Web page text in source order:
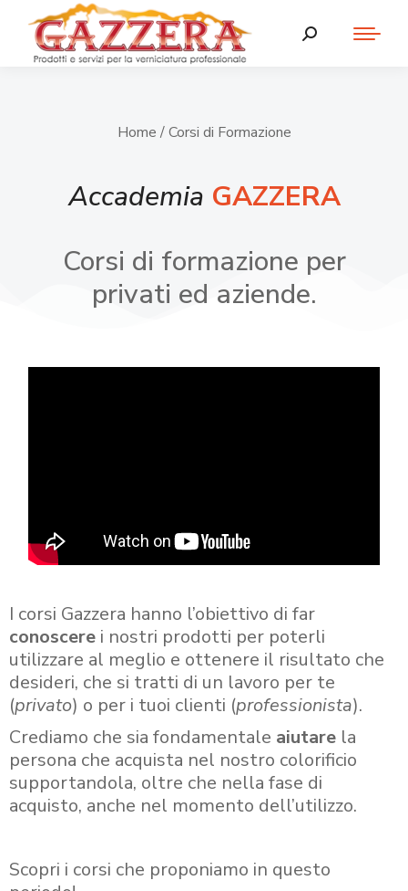
Home / Corsi di Formazione
Accademia GAZZERA
Corsi di formazione per
privati ed aziende.
I corsi Gazzera hanno l’obiettivo di far
conoscere i nostri prodotti per poterli
utilizzare al meglio e ottenere il risultato che
desideri, che si tratti di un lavoro per te
(privato) o per i tuoi clienti (professionista).
Crediamo che sia fondamentale aiutare la
persona che acquista nel nostro colorificio
supportandola, oltre che nella fase di
acquisto, anche nel momento dell’utilizzo.
Scopri i corsi che proponiamo in questo